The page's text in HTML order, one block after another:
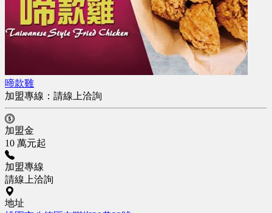
啼款雞
加盟專線： 請線上洽詢
加盟金
10 萬元起
加盟專線
請線上洽詢
地址